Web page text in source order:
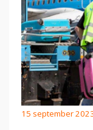
15 september